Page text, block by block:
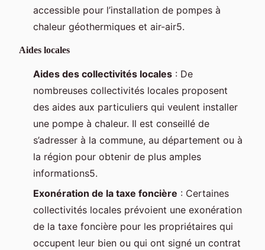
accessible pour l’installation de pompes à
chaleur géothermiques et air-air5.
Aides locales
Aides des collectivités locales : De
nombreuses collectivités locales proposent
des aides aux particuliers qui veulent installer
une pompe à chaleur. Il est conseillé de
s’adresser à la commune, au département ou à
la région pour obtenir de plus amples
informations5.
Exonération de la taxe foncière : Certaines
collectivités locales prévoient une exonération
de la taxe foncière pour les propriétaires qui
occupent leur bien ou qui ont signé un contrat